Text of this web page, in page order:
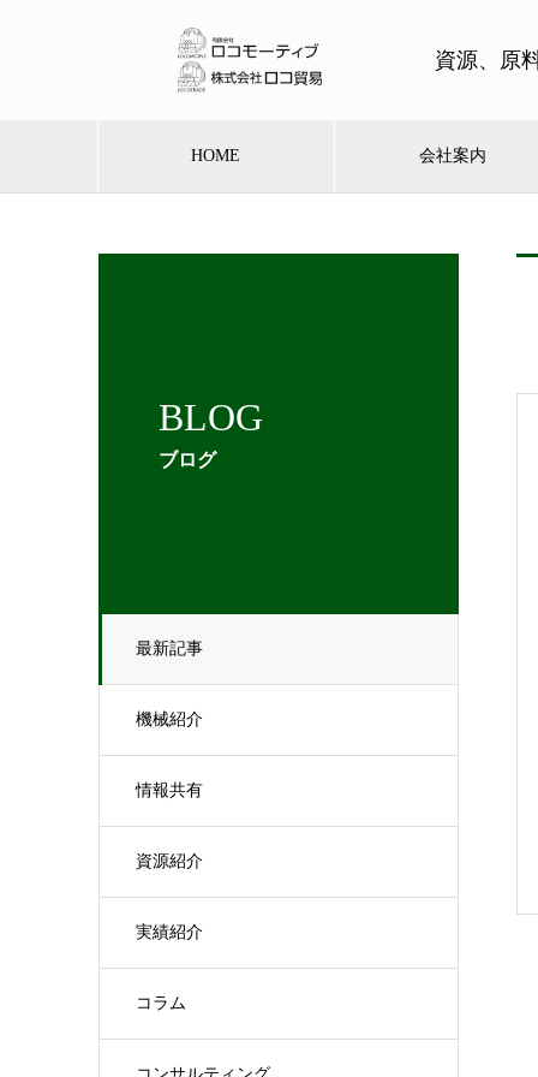
資源、原
HOME 会社案内
BLOG
ブログ
最新記事
機械紹介
情報共有
資源紹介
実績紹介
コラム